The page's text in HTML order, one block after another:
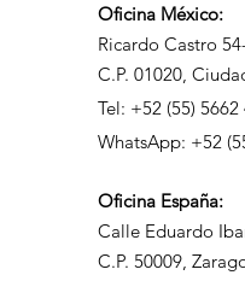
Oficina México:
Ricardo Castro
C.P. 01020,
Tel: +52 (55) 5662
WhatsApp: +52
Oficina España:
Calle Eduardo
C.P. 50009,